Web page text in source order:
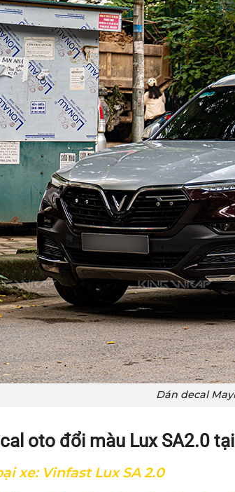
Dán decal
oto đổi màu Lux SA2.0
xe: Vinfast Lux SA 2.0